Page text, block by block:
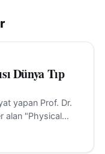
Dünya Tıp
yapan Prof. Dr.
alan "Physical